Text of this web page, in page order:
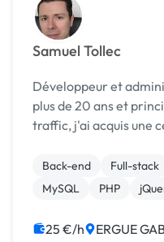
Samuel Tollec
Développeur et
plus de 20 ans et
traffic, j'ai acquis une
backend et frontend.
est...
Back-end Full-stack
MySQL
PHP
25 €/h ERGUE